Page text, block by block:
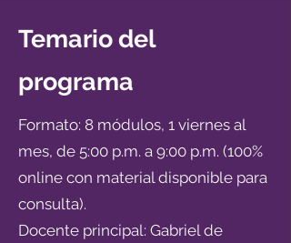
Temario del
programa
Formato: 8 módulos, 1 viernes al
mes, de 5:00 p.m. a 9:00 p.m. (100%
online con material disponible para
consulta).
Docente principal: Gabriel de